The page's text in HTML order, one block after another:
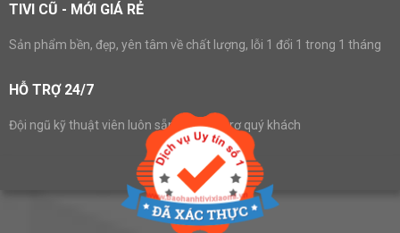
TIVI CŨ - MỚI GIÁ RẺ
Sản phẩm bền, đẹp, yên tâm về chất lượng, lỗi 1 đổi 1 trong 1 tháng
HỖ TRỢ 24/7
Đội ngũ kỹ thuật viên luôn sẵn sàng hỗ trợ quý khách